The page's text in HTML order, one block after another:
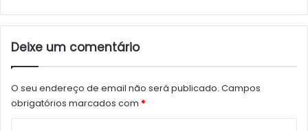
Deixe um comentário
O seu endereço de email não será publicado. Campos
obrigatórios marcados com *